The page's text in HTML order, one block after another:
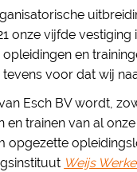
onze vijfde
opleidingen en
voor dat wij
Esch BV wordt,
en trainen van al
opgezette
Weijs